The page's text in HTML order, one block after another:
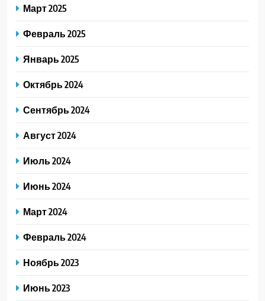
Март 2025
Февраль 2025
Январь 2025
Октябрь 2024
Сентябрь 2024
Август 2024
Июль 2024
Июнь 2024
Март 2024
Февраль 2024
Ноябрь 2023
Июнь 2023